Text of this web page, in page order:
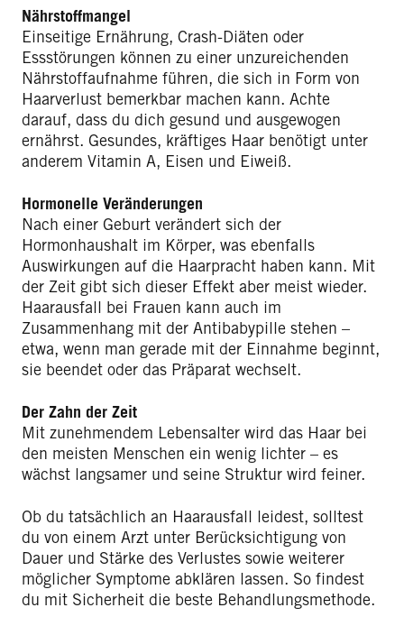
Nährstoffmangel
Einseitige Ernährung, Crash-Diäten oder
Essstörungen können zu einer unzureichenden
Nährstoffaufnahme führen, die sich in Form von
Haarverlust bemerkbar machen kann. Achte
darauf, dass du dich gesund und ausgewogen
ernährst. Gesundes, kräftiges Haar benötigt unter
anderem Vitamin A, Eisen und Eiweiß.
Hormonelle Veränderungen
Nach einer Geburt verändert sich der
Hormonhaushalt im Körper, was ebenfalls
Auswirkungen auf die Haarpracht haben kann. Mit
der Zeit gibt sich dieser Effekt aber meist wieder.
Haarausfall bei Frauen kann auch im
Zusammenhang mit der Antibabypille stehen –
etwa, wenn man gerade mit der Einnahme beginnt,
sie beendet oder das Präparat wechselt.
Der Zahn der Zeit
Mit zunehmendem Lebensalter wird das Haar bei
den meisten Menschen ein wenig lichter – es
wächst langsamer und seine Struktur wird feiner.
Ob du tatsächlich an Haarausfall leidest, solltest
du von einem Arzt unter Berücksichtigung von
Dauer und Stärke des Verlustes sowie weiterer
möglicher Symptome abklären lassen. So findest
du mit Sicherheit die beste Behandlungsmethode.